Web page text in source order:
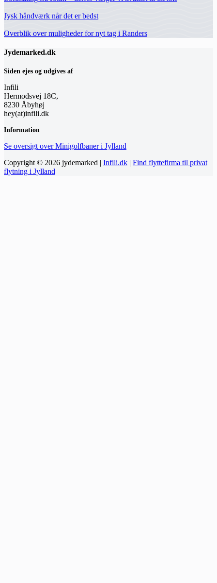
Jysk håndværk når det er bedst
Overblik over muligheder for nyt tag i Randers
Jydemarked.dk
Siden ejes og udgives af
Infili
Hermodsvej 18C,
8230 Åbyhøj
hey(at)infili.dk
Information
Se oversigt over Minigolfbaner i Jylland
Copyright © 2026 jydemarked | Infili.dk | Find flyttefirma til privat
flytning i Jylland